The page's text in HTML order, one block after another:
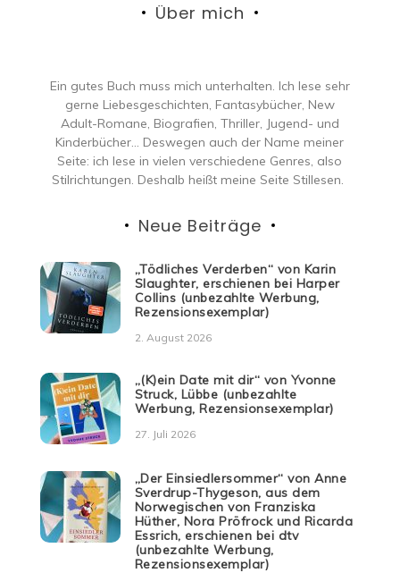
Über mich
Ein gutes Buch muss mich unterhalten. Ich lese sehr
gerne Liebesgeschichten, Fantasybücher, New
Adult-Romane, Biografien, Thriller, Jugend- und
Kinderbücher… Deswegen auch der Name meiner
Seite: ich lese in vielen verschiedene Genres, also
Stilrichtungen. Deshalb heißt meine Seite Stillesen.
Neue Beiträge
„Tödliches Verderben“ von Karin
Slaughter, erschienen bei Harper
Collins (unbezahlte Werbung,
Rezensionsexemplar)
2. August 2026
„(K)ein Date mit dir“ von Yvonne
Struck, Lübbe (unbezahlte
Werbung, Rezensionsexemplar)
27. Juli 2026
„Der Einsiedlersommer“ von Anne
Sverdrup-Thygeson, aus dem
Norwegischen von Franziska
Hüther, Nora Pröfrock und Ricarda
Essrich, erschienen bei dtv
(unbezahlte Werbung,
Rezensionsexemplar)